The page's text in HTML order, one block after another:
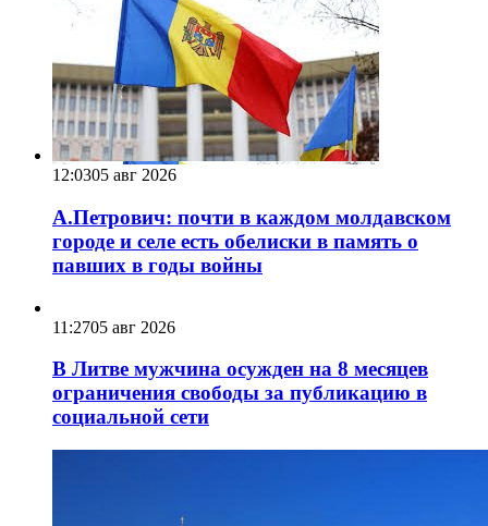
12:0305 авг 2026
А.Петрович: почти в каждом молдавском
городе и селе есть обелиски в память о
павших в годы войны
11:2705 авг 2026
В Литве мужчина осужден на 8 месяцев
ограничения свободы за публикацию в
социальной сети